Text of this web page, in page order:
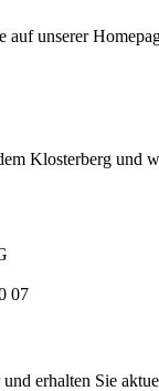
unserer
Klosterberg und
07
erhalten Sie